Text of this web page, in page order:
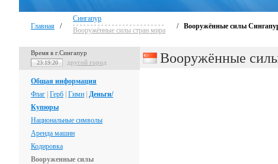
Главная /
Сингапур
Вооружённые силы стран мира
/ Вооружённые силы
Время в г.Сингапур
23:19:21 другой город
Общая информация
Флаг Герб Гимн Деньги/
Купюры
Национальные символы
Аренда машин
Кодировка
Вооруженные силы
Вооружённые